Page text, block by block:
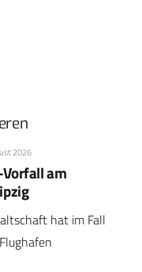
2026
am
hat im Fall